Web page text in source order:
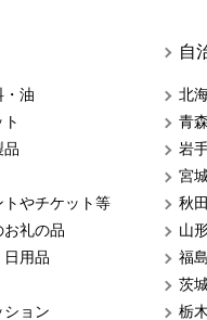
・油
品
トやチケット等
お礼の品
日用品
ション
自
北
青
岩
宮
秋
山
福
茨
栃